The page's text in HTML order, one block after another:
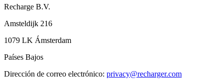
Recharge B.V.
Amsteldijk 216
1079 LK Ámsterdam
Países Bajos
Dirección de correo electrónico: privacy@recharger.com